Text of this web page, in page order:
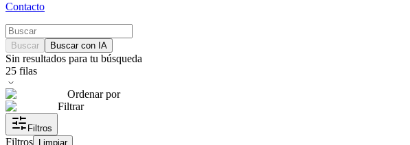
Contacto
Buscar Buscar con IA
Sin resultados para tu búsqueda
25 filas
Ordenar por
Filtrar
Filtros
Filtros Limpiar